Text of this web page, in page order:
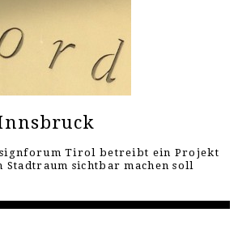
Tirol betreibt ein Projekt
sichtbar machen soll